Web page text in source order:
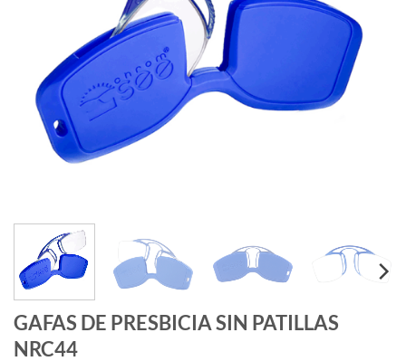
GAFAS DE PRESBICIA SIN PATILLAS
NRC44